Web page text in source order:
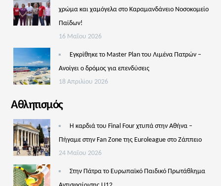
χρώμα και χαμόγελα στο Καραμανδάνειο Νοσοκομείο
Παίδων!
16 Μαΐου 2026
Εγκρίθηκε το Master Plan του Λιμένα Πατρών –
Aνοίγει ο δρόμος για επενδύσεις
18 Απριλίου 2026
Αθλητισμός
Η καρδιά του Final Four χτυπά στην Αθήνα –
Πήγαμε στην Fan Zone της Euroleague στο Ζάππειο
24 Μαΐου 2026
Στην Πάτρα το Ευρωπαϊκό Παιδικό Πρωτάθλημα